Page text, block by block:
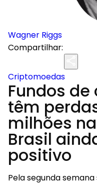
Wagner Riggs
Compartilhar:
Criptomoedas
Fundos
têm
milhões
Brasil
positivo
Pela segunda